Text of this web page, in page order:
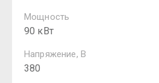
Мощность
90 кВт
Напряжение, В
380